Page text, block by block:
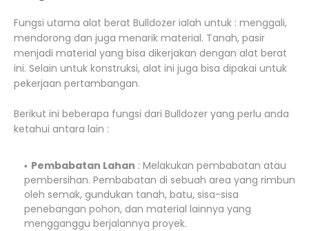
Fungsi utama alat berat Bulldozer ialah untuk : menggali,
mendorong dan juga menarik material. Tanah, pasir
menjadi material yang bisa dikerjakan dengan alat berat
ini. Selain untuk konstruksi, alat ini juga bisa dipakai untuk
pekerjaan pertambangan.
Berikut ini beberapa fungsi dari Bulldozer yang perlu anda
ketahui antara lain :
Pembabatan Lahan : Melakukan pembabatan atau
pembersihan. Pembabatan di sebuah area yang rimbun
oleh semak, gundukan tanah, batu, sisa-sisa
penebangan pohon, dan material lainnya yang
mengganggu berjalannya proyek.